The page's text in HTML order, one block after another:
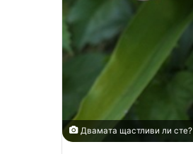
Двамата щастливи ли сте?